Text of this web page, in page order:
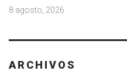
8 agosto, 2026
ARCHIVOS